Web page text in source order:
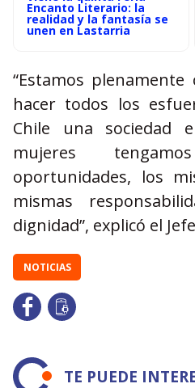
Encanto Literario: la
realidad y la fantasía se
unen en Lastarria
“Estamos
hacer todos los
Chile una sociedad
mujeres
oportunidades, los
mismas
dignidad”, explicó el
NOTICIAS
TE PUEDE